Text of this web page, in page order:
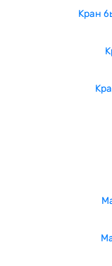
Кран